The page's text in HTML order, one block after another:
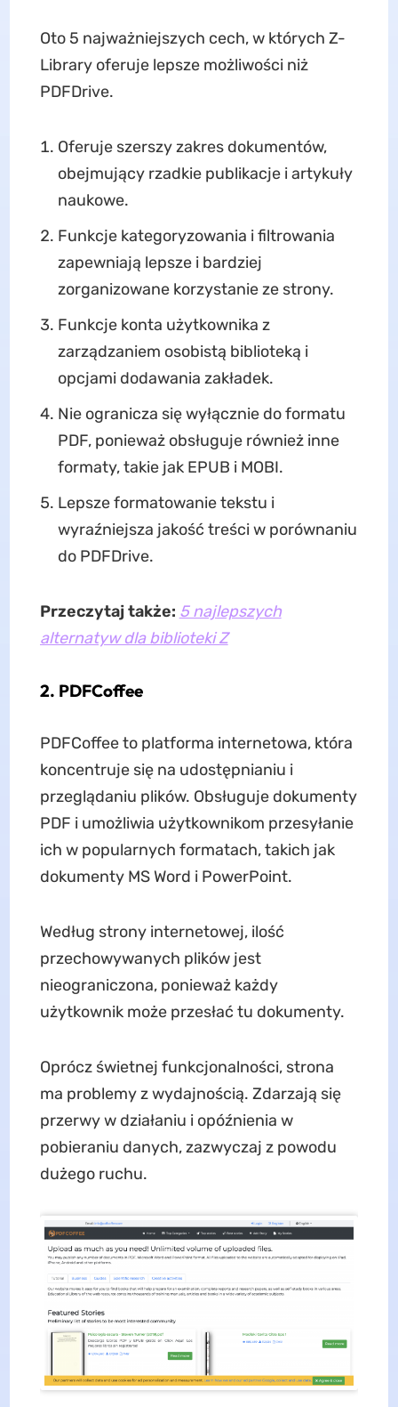
Oto 5 najważniejszych cech, w których Z-
Library oferuje lepsze możliwości niż
PDFDrive.
Oferuje szerszy zakres dokumentów,
obejmujący rzadkie publikacje i artykuły
naukowe.
Funkcje kategoryzowania i filtrowania
zapewniają lepsze i bardziej
zorganizowane korzystanie ze strony.
Funkcje konta użytkownika z
zarządzaniem osobistą biblioteką i
opcjami dodawania zakładek.
Nie ogranicza się wyłącznie do formatu
PDF, ponieważ obsługuje również inne
formaty, takie jak EPUB i MOBI.
Lepsze formatowanie tekstu i
wyraźniejsza jakość treści w porównaniu
do PDFDrive.
Przeczytaj także: 5 najlepszych
alternatyw dla biblioteki Z
2. PDFCoffee
PDFCoffee to platforma internetowa, która
koncentruje się na udostępnianiu i
przeglądaniu plików. Obsługuje dokumenty
PDF i umożliwia użytkownikom przesyłanie
ich w popularnych formatach, takich jak
dokumenty MS Word i PowerPoint.
Według strony internetowej, ilość
przechowywanych plików jest
nieograniczona, ponieważ każdy
użytkownik może przesłać tu dokumenty.
Oprócz świetnej funkcjonalności, strona
ma problemy z wydajnością. Zdarzają się
przerwy w działaniu i opóźnienia w
pobieraniu danych, zazwyczaj z powodu
dużego ruchu.